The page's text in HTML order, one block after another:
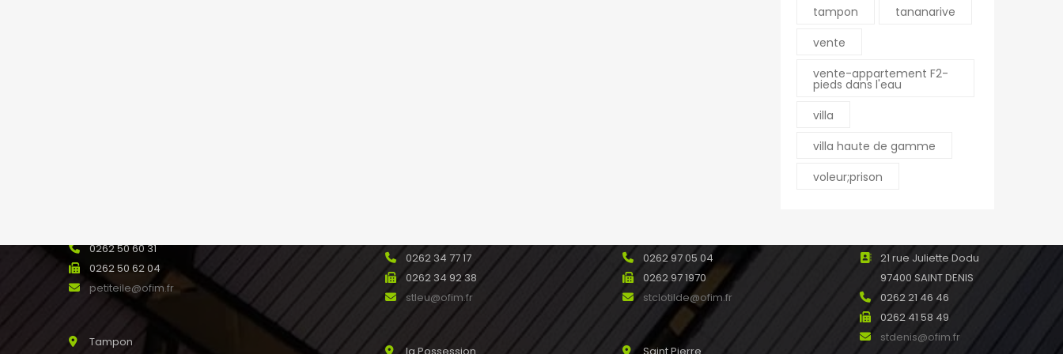
tampon
tananarive
vente
vente-appartement F2-
pieds dans l'eau
villa
villa haute de gamme
voleur;prison
0262 50 60 31
0262 50 62 04
petiteile@ofim.fr
Tampon
0262 34 77 17
0262 34 92 38
stleu@ofim.fr
la Possession
0262 97 05 04
0262 97 1970
stclotilde@ofim.fr
Saint Pierre
leport@ofim.fr
Saint Gilles les Hauts
21 rue Joseph Hubert
0262 55 33 70
stgilleshauts@ofim.fr
21 rue Juliette Dodu
97400 SAINT DENIS
0262 21 46 46
0262 41 58 49
stdenis@ofim.fr